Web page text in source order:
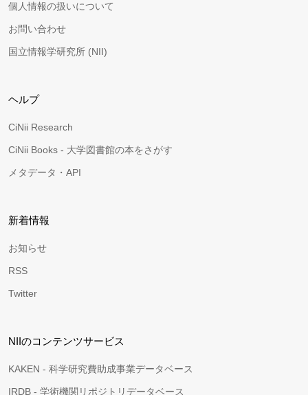
個人情報の扱いについて
お問い合わせ
国立情報学研究所 (NII)
ヘルプ
CiNii Research
CiNii Books - 大学図書館の本をさがす
メタデータ・API
新着情報
お知らせ
RSS
Twitter
NIIのコンテンツサービス
KAKEN - 科学研究費助成事業データベース
IRDB - 学術機関リポジトリデータベース